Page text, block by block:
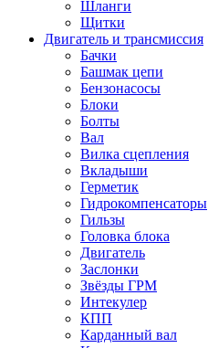
Шланги
Щитки
Двигатель и трансмиссия
Бачки
Башмак цепи
Бензонасосы
Блоки
Болты
Вал
Вилка сцепления
Вкладыши
Герметик
Гидрокомпенсаторы
Гильзы
Головка блока
Двигатель
Заслонки
Звёзды ГРМ
Интекулер
КПП
Карданный вал